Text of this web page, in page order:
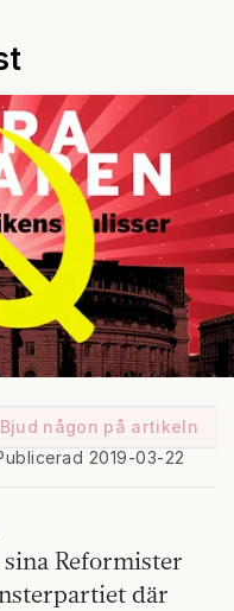
Bjud någon på artikeln
2019-03-22
Reformister
där